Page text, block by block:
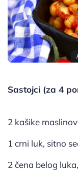
Sastojci (za 4
2 kašike
1 crni luk, sitno
2 čena belog